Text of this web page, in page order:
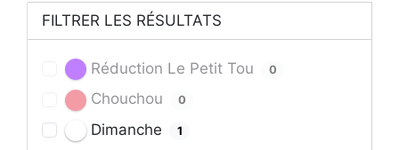
FILTRER LES RÉSULTATS
Réduction Le Petit Tou 0
Chouchou 0
Dimanche 1